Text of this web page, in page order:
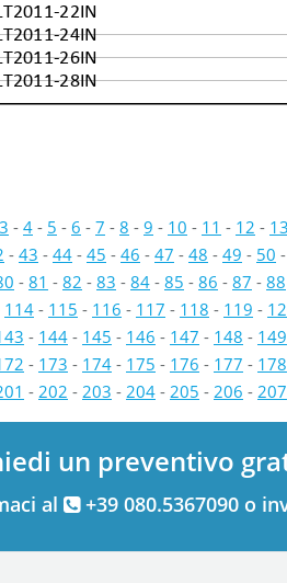
22IN
24IN
26IN
28IN
3 - 4 - 5 - 6 - 7 - 8 - 9 - 10 - 11 - 12 - 13
- 43 - 44 - 45 - 46 - 47 - 48 - 49 - 50 -
- 81 - 82 - 83 - 84 - 85 - 86 - 87 - 88
114 - 115 - 116 - 117 - 118 - 119 -
- 144 - 145 - 146 - 147 - 148 - 149
- 173 - 174 - 175 - 176 - 177 - 178
- 202 - 203 - 204 - 205 - 206 - 207
un preventivo
al +39 080.5367090 o